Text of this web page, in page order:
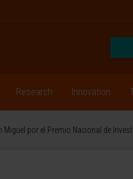
Research Innovation
Miguel por el Premio Nacional de